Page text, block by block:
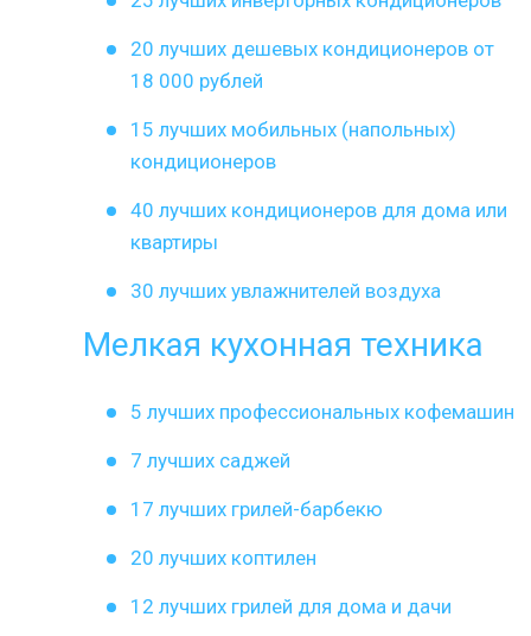
20 лучших дешевых кондиционеров от
18 000 рублей
15 лучших мобильных (напольных)
кондиционеров
40 лучших кондиционеров для дома или
квартиры
30 лучших увлажнителей воздуха
Мелкая кухонная техника
5 лучших профессиональных кофемашин
7 лучших саджей
17 лучших грилей-барбекю
20 лучших коптилен
12 лучших грилей для дома и дачи